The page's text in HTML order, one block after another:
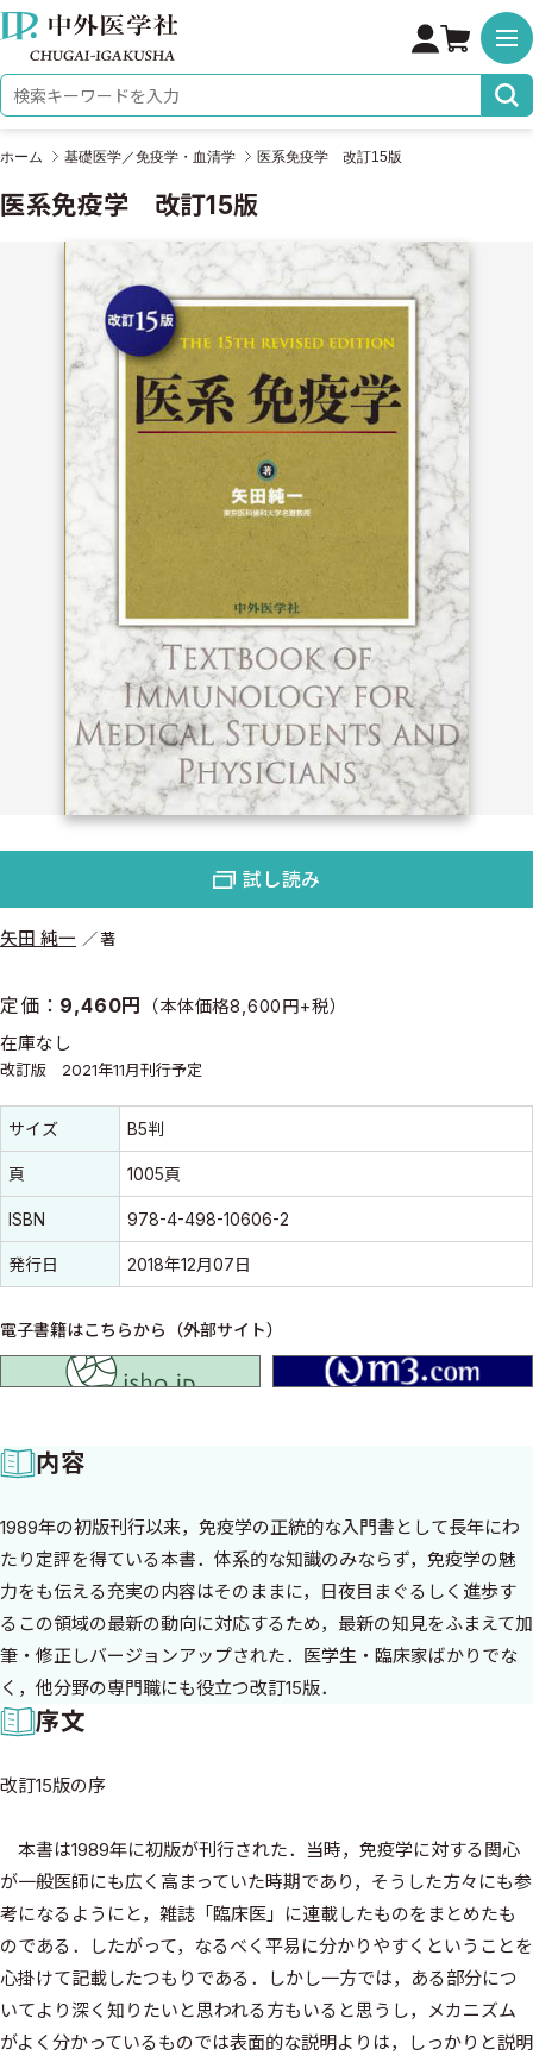
株式会社 中外医学社
検索キーワード
ホーム 基礎医学／免疫学・血清学 医系免疫学 改訂15版
医系免疫学 改訂15版
矢田 純一 著
定価： 9,460円 （本体価格8,600円+税）
在庫なし
改訂版 2021年11月刊行予定
書誌情報
書誌情報
サイズ B5判
頁 1005頁
ISBN 978-4-498-10606-2
発行日 2018年12月07日
電子書籍はこちらから（外部サイト）
試し読み
内容
1989年の初版刊行以来，免疫学の正統的な入門書として長年にわ
たり定評を得ている本書．体系的な知識のみならず，免疫学の魅
力をも伝える充実の内容はそのままに，日夜目まぐるしく進歩す
るこの領域の最新の動向に対応するため，最新の知見をふまえて加
筆・修正しバージョンアップされた．医学生・臨床家ばかりでな
く，他分野の専門職にも役立つ改訂15版．
序文
改訂15版の序
本書は1989年に初版が刊行された．当時，免疫学に対する関心
が一般医師にも広く高まっていた時期であり，そうした方々にも参
考になるようにと，雑誌「臨床医」に連載したものをまとめたも
のである．したがって，なるべく平易に分かりやすくということを
心掛けて記載したつもりである．しかし一方では，ある部分につ
いてより深く知りたいと思われる方もいると思うし，メカニズム
がよく分かっているものでは表面的な説明よりは，しっかりと説明